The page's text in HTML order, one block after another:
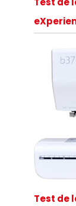
Test de